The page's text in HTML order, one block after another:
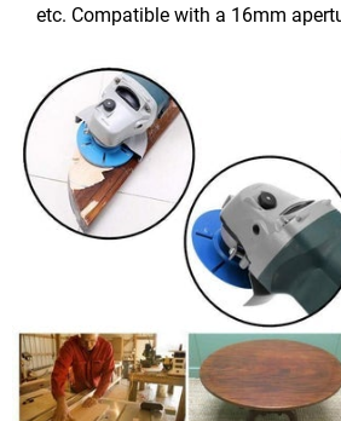
etc. Compatible with a 16mm